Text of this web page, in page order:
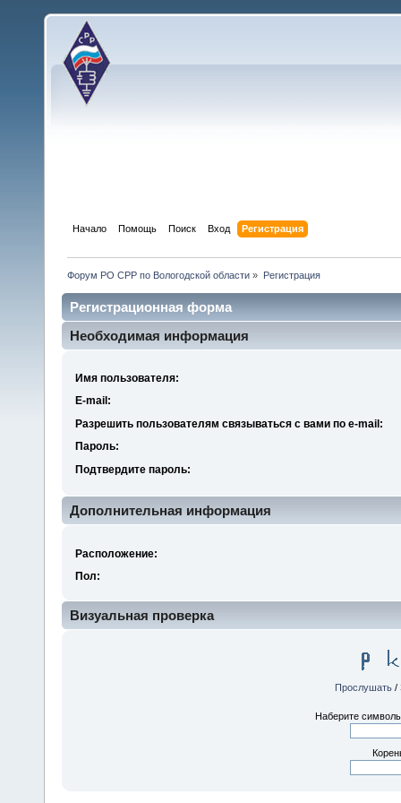
Начало Помощь Поиск Вход Регистрация
Форум РО СРР по Вологодской области » Регистрация
Регистрационная форма
Необходимая информация
Имя пользователя:
E-mail:
Разрешить пользователям связываться с вами по e-mail:
Пароль:
Подтвердите пароль:
Дополнительная информация
Расположение:
Пол:
Визуальная проверка
Прослушать/
Наберите